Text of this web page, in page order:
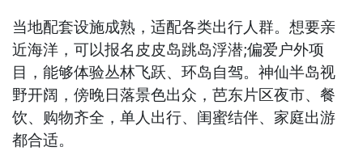
当地配套设施成熟，适配各类出行人群。想要亲
近海洋，可以报名皮皮岛跳岛浮潜;偏爱户外项
目，能够体验丛林飞跃、环岛自驾。神仙半岛视
野开阔，傍晚日落景色出众，芭东片区夜市、餐
饮、购物齐全，单人出行、闺蜜结伴、家庭出游
都合适。